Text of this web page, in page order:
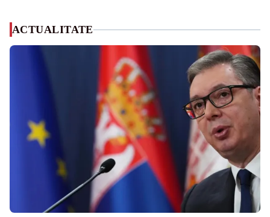
ACTUALITATE